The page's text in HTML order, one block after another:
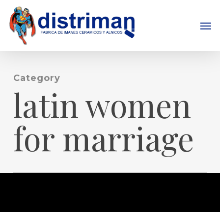
main
content
Category
latin women
for marriage